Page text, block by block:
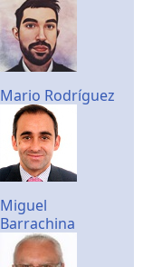
Mario Rodríguez
Miguel
Barrachina